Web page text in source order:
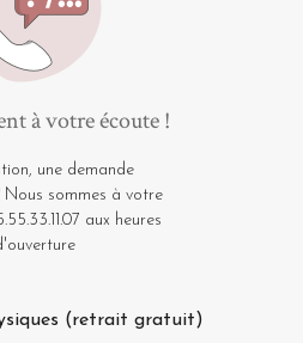
à votre écoute !
une demande
Nous sommes à votre
aux heures